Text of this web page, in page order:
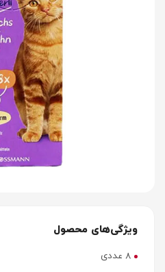
ویژگی‌های محصول
8 عددی